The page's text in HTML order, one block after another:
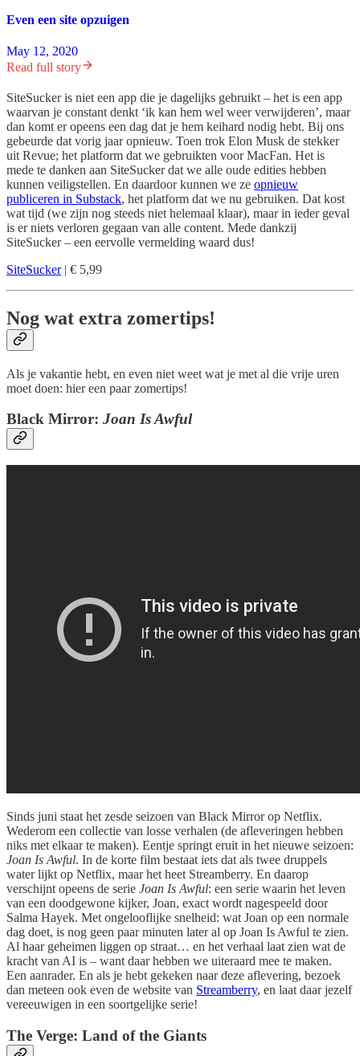
Even een site opzuigen
May 12, 2020
Read full story
SiteSucker is niet een app die je dagelijks gebruikt – het is een app
waarvan je constant denkt ‘ik kan hem wel weer verwijderen’, maar
dan komt er opeens een dag dat je hem keihard nodig hebt. Bij ons
gebeurde dat vorig jaar opnieuw. Toen trok Elon Musk de stekker
uit Revue; het platform dat we gebruikten voor MacFan. Het is
mede te danken aan SiteSucker dat we alle oude edities hebben
kunnen veiligstellen. En daardoor kunnen we ze opnieuw
publiceren in Substack, het platform dat we nu gebruiken. Dat kost
wat tijd (we zijn nog steeds niet helemaal klaar), maar in ieder geval
is er niets verloren gegaan van alle content. Mede dankzij
SiteSucker – een eervolle vermelding waard dus!
SiteSucker| € 5,99
Nog wat extra zomertips!
Als je vakantie hebt, en even niet weet wat je met al die vrije uren
moet doen: hier een paar zomertips!
Black Mirror: Joan Is Awful
Sinds juni staat het zesde seizoen van Black Mirror op Netflix.
Wederom een collectie van losse verhalen (de afleveringen hebben
niks met elkaar te maken). Eentje springt eruit in het nieuwe seizoen:
Joan Is Awful. In de korte film bestaat iets dat als twee druppels
water lijkt op Netflix, maar het heet Streamberry. En daarop
verschijnt opeens de serie Joan Is Awful: een serie waarin het leven
van een doodgewone kijker, Joan, exact wordt nagespeeld door
Salma Hayek. Met ongelooflijke snelheid: wat Joan op een normale
dag doet, is nog geen paar minuten later al op Joan Is Awful te zien.
Al haar geheimen liggen op straat… en het verhaal laat zien wat de
kracht van AI is – want daar hebben we uiteraard mee te maken.
Een aanrader. En als je hebt gekeken naar deze aflevering, bezoek
dan meteen ook even de website van Streamberry, en laat daar jezelf
vereeuwigen in een soortgelijke serie!
The Verge: Land of the Giants